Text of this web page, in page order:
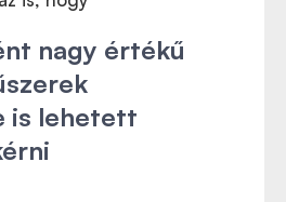
nagy értékű
is lehetett